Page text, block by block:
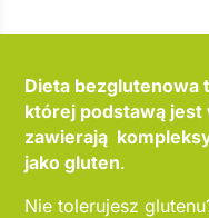
Dieta bezglutenowa
której podstawą
zawierają
jako gluten.
Nie tolerujesz